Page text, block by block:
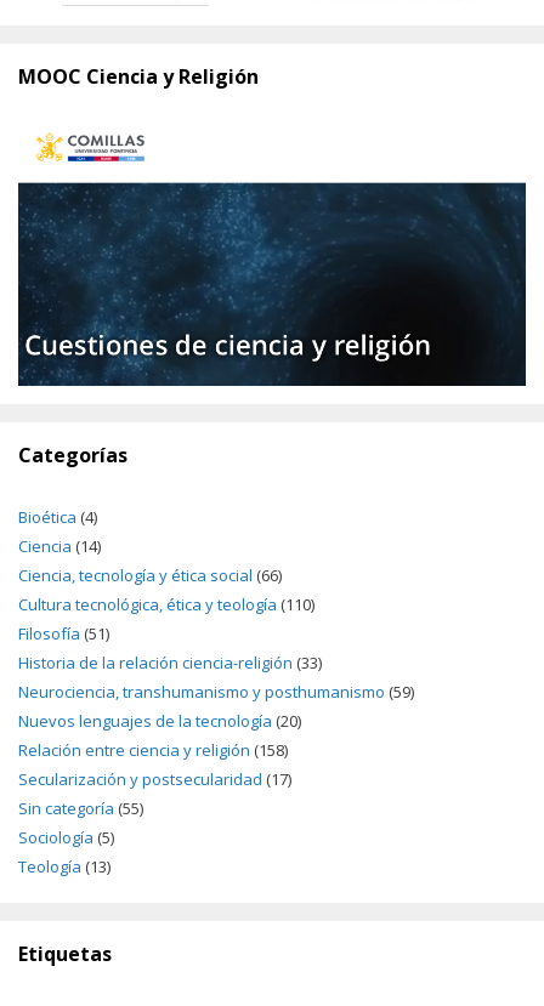
MOOC Ciencia y Religión
Categorías
Bioética (4)
Ciencia (14)
Ciencia, tecnología y ética social (66)
Cultura tecnológica, ética y teología (110)
Filosofía (51)
Historia de la relación ciencia-religión (33)
Neurociencia, transhumanismo y posthumanismo (59)
Nuevos lenguajes de la tecnología (20)
Relación entre ciencia y religión (158)
Secularización y postsecularidad (17)
Sin categoría (55)
Sociología (5)
Teología (13)
Etiquetas